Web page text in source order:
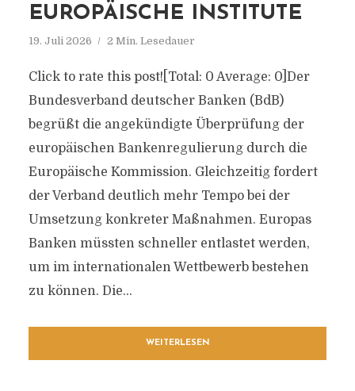
EUROPÄISCHE INSTITUTE
19. Juli 2026 2 Min. Lesedauer
Click to rate this post![Total: 0 Average: 0]Der
Bundesverband deutscher Banken (BdB)
begrüßt die angekündigte Überprüfung der
europäischen Bankenregulierung durch die
Europäische Kommission. Gleichzeitig fordert
der Verband deutlich mehr Tempo bei der
Umsetzung konkreter Maßnahmen. Europas
Banken müssten schneller entlastet werden,
um im internationalen Wettbewerb bestehen
zu können. Die...
WEITERLESEN